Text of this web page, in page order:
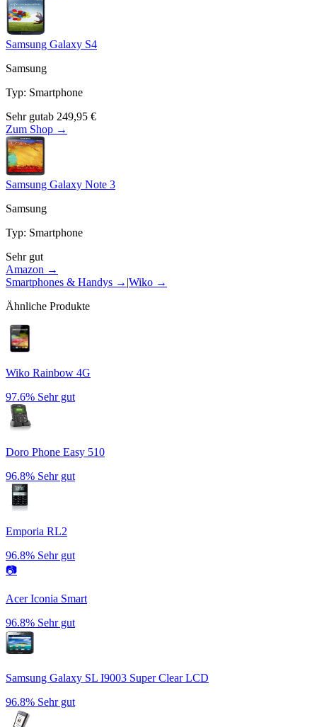
Samsung Galaxy S4
Samsung
Typ: Smartphone
Sehr gutab 249,95 €
Zum Shop →
Samsung Galaxy Note 3
Samsung
Typ: Smartphone
Sehr gut
Amazon →
Smartphones & Handys → |Wiko →
Ähnliche Produkte
Wiko Rainbow 4G
97.6% Sehr gut
Doro Phone Easy 510
96.8% Sehr gut
Emporia RL2
96.8% Sehr gut
📷
Acer Iconia Smart
96.8% Sehr gut
Samsung Galaxy SL I9003 Super Clear LCD
96.8% Sehr gut